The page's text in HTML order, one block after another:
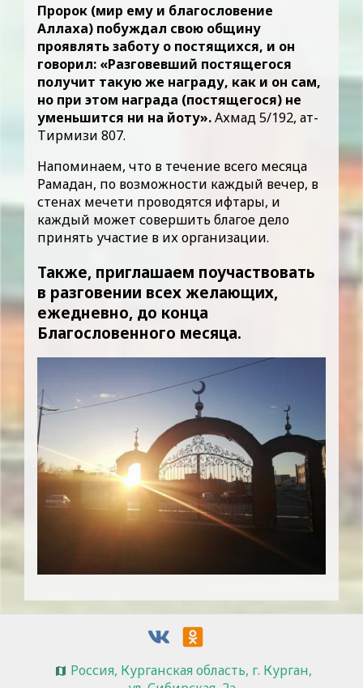
Пророк (мир ему и благословение
Аллаха) побуждал свою общину
проявлять заботу о постящихся, и он
говорил: «Разговевший постящегося
получит такую же награду, как и он сам,
но при этом награда (постящегося) не
уменьшится ни на йоту».Ахмад 5/192, ат-
Тирмизи 807.
Напоминаем, что в течение всего месяца
Рамадан, по возможности каждый вечер, в
стенах мечети проводятся ифтары, и
каждый может совершить благое дело
принять участие в их организации.
Также, приглашаем поучаствовать
в разговении всех желающих,
ежедневно, до конца
Благословенного месяца.
Россия, Курганская область, г. Курган,